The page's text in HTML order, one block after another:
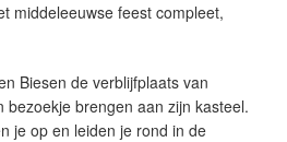
middeleeuwse feest compleet,
Biesen de verblijfplaats van
bezoekje brengen aan zijn kasteel.
je op en leiden je rond in de